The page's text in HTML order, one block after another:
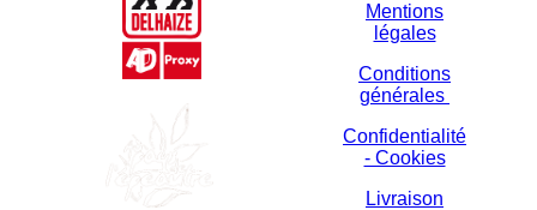
Mentions
légales
Conditions
générales
Confidentialité
- Cookies
Livraison